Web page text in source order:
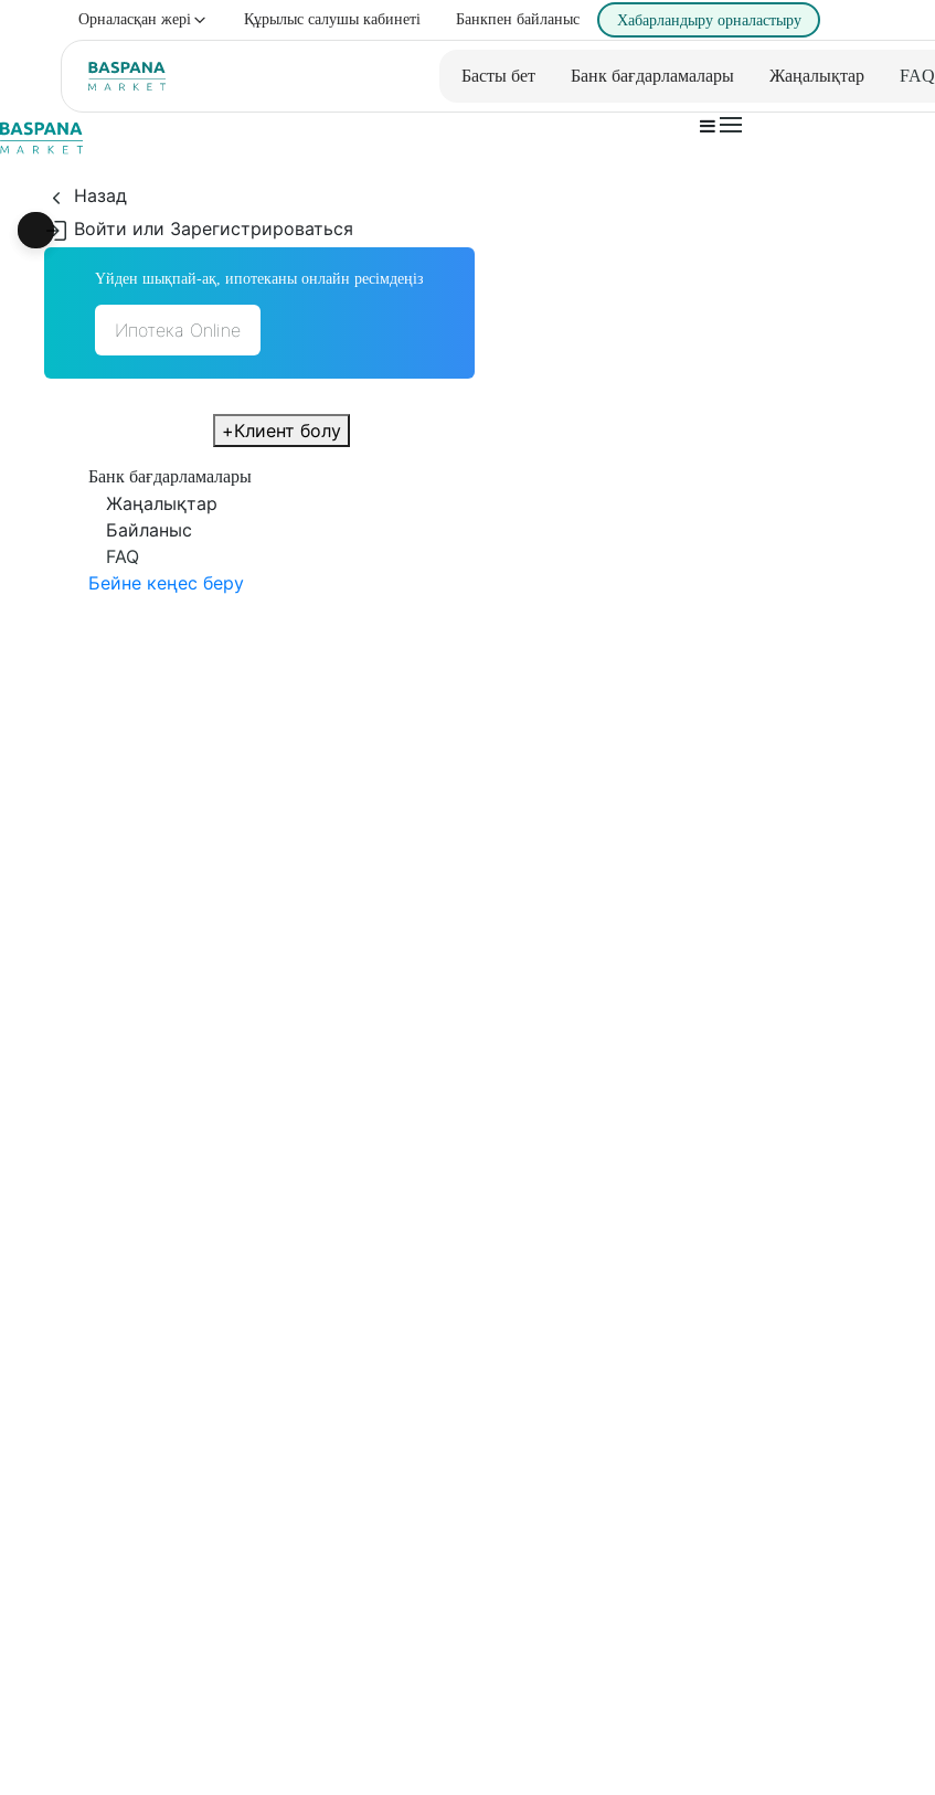
Орналасқан жері Құрылыс салушы кабинеті Банкпен байланыс Хабарландыру орналастыру
Басты бет Банк бағдарламалары Жаңалықтар FAQ
Назад
Войти или Зарегистрироваться
Үйден шықпай-ақ, ипотеканы онлайн ресімдеңіз
Ипотека Online
+Клиент болу
Банк бағдарламалары
Жаңалықтар
Байланыс
FAQ
Бейне кеңес беру